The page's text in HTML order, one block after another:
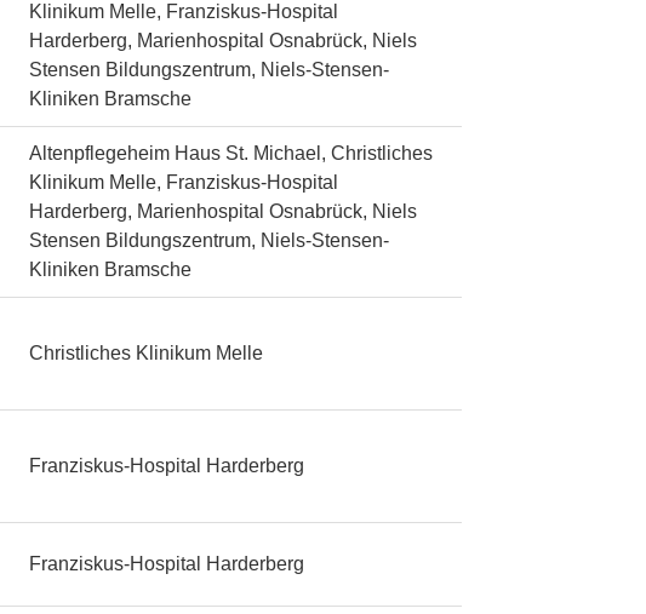
Klinikum Melle, Franziskus-Hospital
Harderberg, Marienhospital Osnabrück, Niels
Stensen Bildungszentrum, Niels-Stensen-
Kliniken Bramsche
Altenpflegeheim Haus St. Michael, Christliches
Klinikum Melle, Franziskus-Hospital
Harderberg, Marienhospital Osnabrück, Niels
Stensen Bildungszentrum, Niels-Stensen-
Kliniken Bramsche
Christliches Klinikum Melle
Franziskus-Hospital Harderberg
Franziskus-Hospital Harderberg